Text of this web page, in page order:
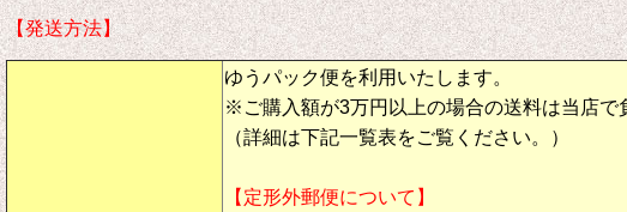
【発送方法】
ゆうパック便を利用いたします。
※ご購入額が3万円以上の場合の送料は当店で
（詳細は下記一覧表をご覧ください。）
【定形外郵便について】